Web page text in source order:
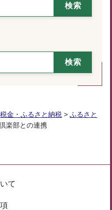
税金・ふるさと納税 > ふるさと
楽部との連携
て